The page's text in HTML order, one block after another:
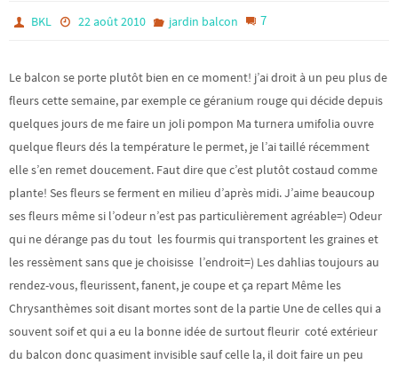
BKL 22 août 2010 jardin balcon 7
Le balcon se porte plutôt bien en ce moment! j’ai droit à un peu plus de
fleurs cette semaine, par exemple ce géranium rouge qui décide depuis
quelques jours de me faire un joli pompon Ma turnera umifolia ouvre
quelque fleurs dés la température le permet, je l’ai taillé récemment
elle s’en remet doucement. Faut dire que c’est plutôt costaud comme
plante! Ses fleurs se ferment en milieu d’après midi. J’aime beaucoup
ses fleurs même si l’odeur n’est pas particulièrement agréable=) Odeur
qui ne dérange pas du tout les fourmis qui transportent les graines et
les ressèment sans que je choisisse l’endroit=) Les dahlias toujours au
rendez-vous, fleurissent, fanent, je coupe et ça repart Même les
Chrysanthèmes soit disant mortes sont de la partie Une de celles qui a
souvent soif et qui a eu la bonne idée de surtout fleurir coté extérieur
du balcon donc quasiment invisible sauf celle la, il doit faire un peu